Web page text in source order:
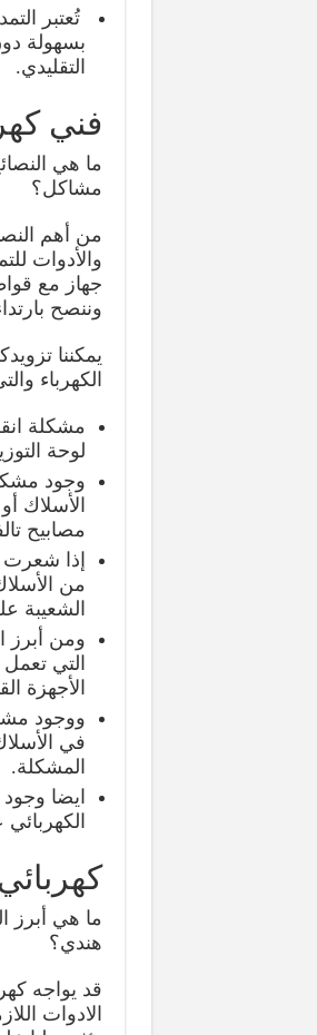
تُعتبر
بسهولة
التقليدي.
فني
ما هي
مشاكل؟
من أهم
والأدوات
جهاز مع
وننصح
يمكننا
الكهرباء
مشكلة
لوحة
وجود
الأسلاك
مصابيح
إذا شعرت
من
الشعيبة
ومن أبرز
التي
الأجهزة
ووجود
في
المشكلة.
ايضا
ما هي أبرز
هندي؟
قد يواجه
الادوات